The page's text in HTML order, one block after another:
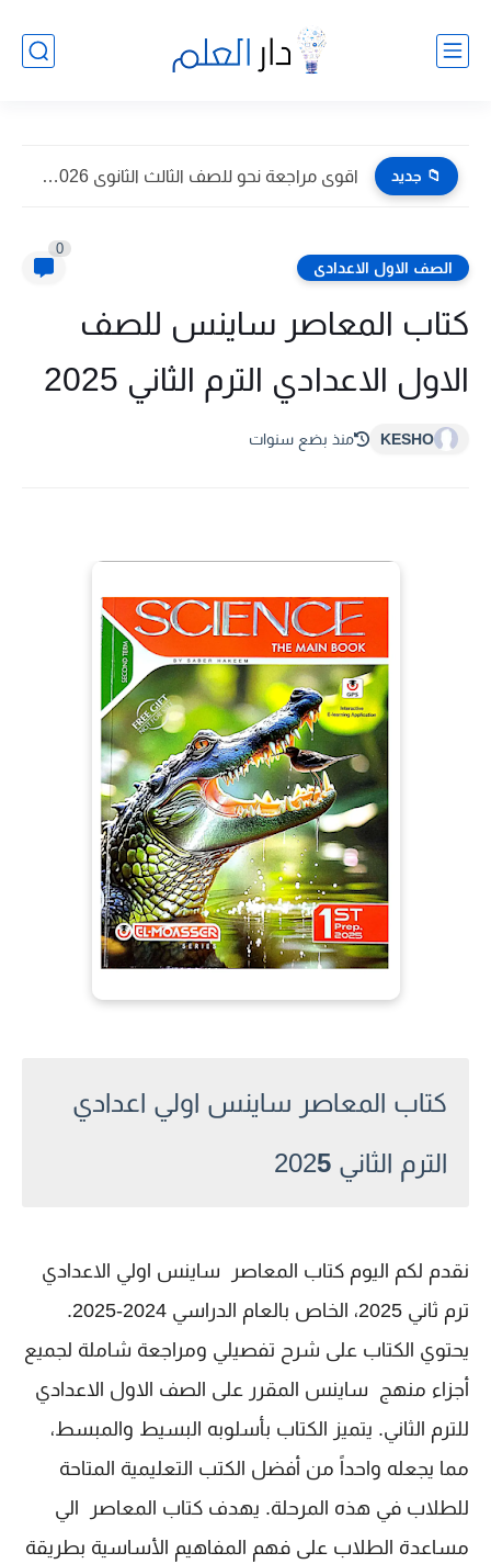
📁 جديد اقوى مراجعة نحو للصف الثالث الثانوى 2026 pdf اعداد توجيه...
الصف الاول الاعدادى
0
كتاب المعاصر ساينس للصف
الاول الاعدادي الترم الثاني 2025
KESHO منذ بضع سنوات
كتاب المعاصر ساينس اولي اعدادي
الترم الثاني 202 5
نقدم لكم اليوم كتاب المعاصر ساينس اولي الاعدادي
ترم ثاني 2025، الخاص بالعام الدراسي 2024-2025.
يحتوي الكتاب على شرح تفصيلي ومراجعة شاملة لجميع
أجزاء منهج ساينس المقرر على الصف الاول الاعدادي
للترم الثاني. يتميز الكتاب بأسلوبه البسيط والمبسط،
مما يجعله واحداً من أفضل الكتب التعليمية المتاحة
للطلاب في هذه المرحلة. يهدف كتاب المعاصر الي
مساعدة الطلاب على فهم المفاهيم الأساسية بطريقة